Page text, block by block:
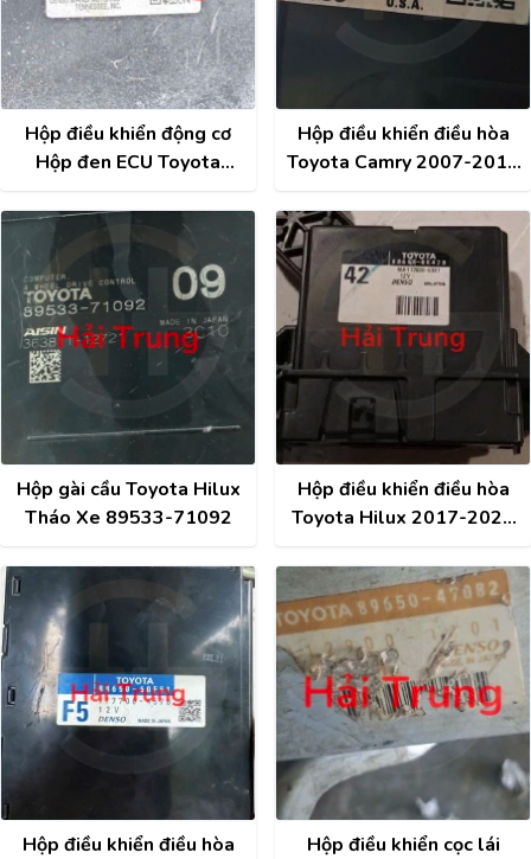
Hộp điều khiển động cơ
Hộp đen ECU Toyota
0T030
Hộp điều khiển điều hòa
Toyota Camry 2007-2011
Hộp gài cầu Toyota Hilux
Tháo Xe 89533-71092
Hộp điều khiển điều hòa
Toyota Hilux 2017-2021
Hộp điều khiển điều hòa
Hộp điều khiển cọc lái